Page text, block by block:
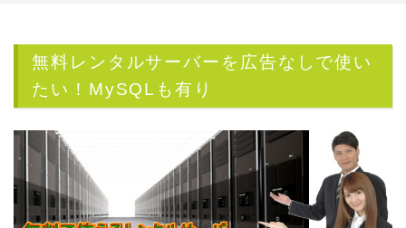
無料レンタルサーバーを広告なしで使い
たい！MySQLも有り